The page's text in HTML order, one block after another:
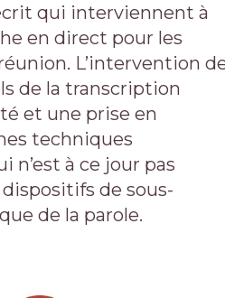
qui interviennent à
en direct pour les
L’intervention
de la transcription
et une prise en
techniques
n’est à ce jour pas
de sous-
de la parole.